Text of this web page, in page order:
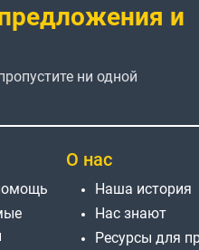
и
ни одной
О нас
Наша история
Нас знают
Ресурсы для